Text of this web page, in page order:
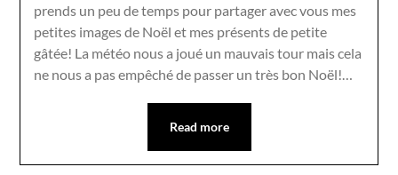
prends un peu de temps pour partager avec vous mes
petites images de Noël et mes présents de petite
gâtée! La météo nous a joué un mauvais tour mais cela
ne nous a pas empêché de passer un très bon Noël!…
Read more